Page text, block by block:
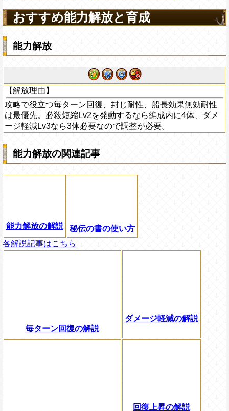
おすすめ能力解放と育成
能力解放
【解放理由】
攻略で役立つ毎ターン回復、封じ耐性、船長効果無効耐性
は最優先。必殺短縮Lv2を発動するなら編成内に4体、ダメ
ージ軽減Lv3なら3体必要なので調整が必要。
能力解放の関連記事
能力解放の解説
秘伝の書の使い方
各解説記事はこちら
毎ターン回復の解説
ダメージ軽減の解説
回復上昇の解説